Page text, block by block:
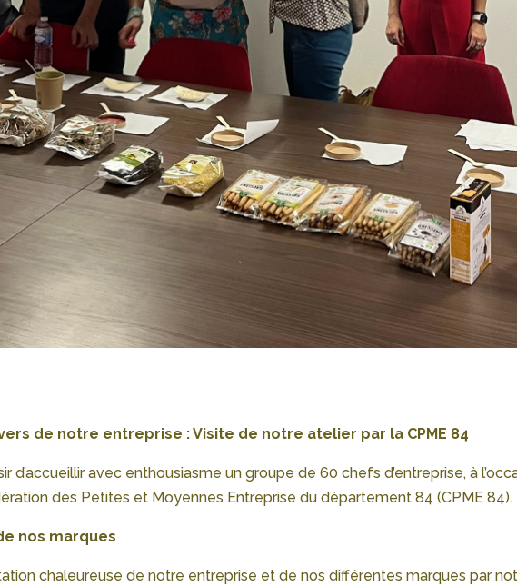
de notre entreprise : Visite de notre atelier par la CPME 84
d’accueillir avec enthousiasme un groupe de 60 chefs d’entreprise, à
des Petites et Moyennes Entreprise du département 84 (CPME 84).
nos marques
chaleureuse de notre entreprise et de nos différentes marques par